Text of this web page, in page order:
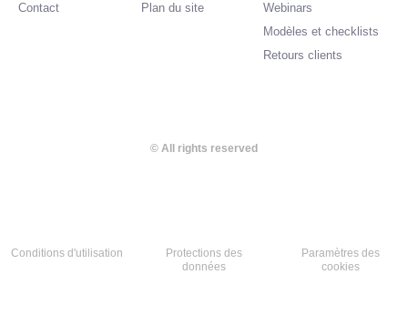
Contact
Plan du site
Webinars
Modèles et checklists
Retours clients
© All rights reserved
Conditions d'utilisation
Protections des
données​
Paramètres des
cookies​